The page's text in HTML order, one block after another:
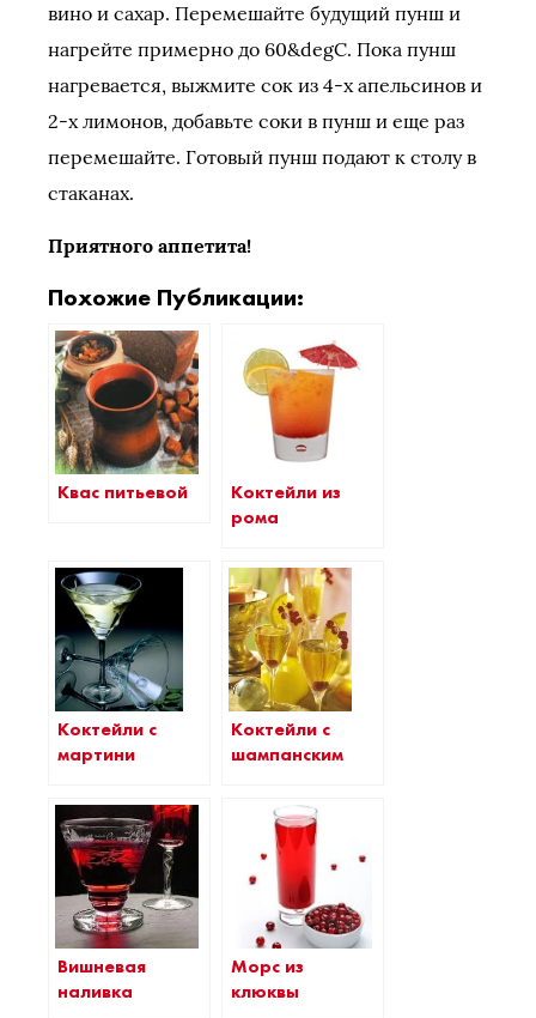
вино и сахар. Перемешайте будущий пунш и
нагрейте примерно до 60&degС. Пока пунш
нагревается, выжмите сок из 4-х апельсинов и
2-х лимонов, добавьте соки в пунш и еще раз
перемешайте. Готовый пунш подают к столу в
стаканах.
Приятного аппетита!
Похожие Публикации:
Квас питьевой
Коктейли из
рома
Коктейли с
мартини
Коктейли с
шампанским
Вишневая
наливка
Морс из
клюквы